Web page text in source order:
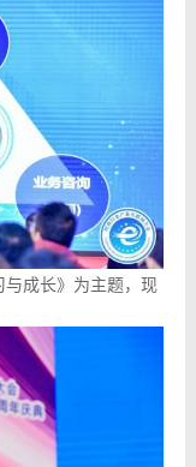
成长》为主题，现